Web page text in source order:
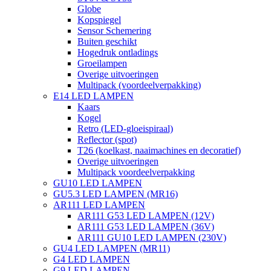
Globe
Kopspiegel
Sensor Schemering
Buiten geschikt
Hogedruk ontladings
Groeilampen
Overige uitvoeringen
Multipack (voordeelverpakking)
E14 LED LAMPEN
Kaars
Kogel
Retro (LED-gloeispiraal)
Reflector (spot)
T26 (koelkast, naaimachines en decoratief)
Overige uitvoeringen
Multipack voordeelverpakking
GU10 LED LAMPEN
GU5.3 LED LAMPEN (MR16)
AR111 LED LAMPEN
AR111 G53 LED LAMPEN (12V)
AR111 G53 LED LAMPEN (36V)
AR111 GU10 LED LAMPEN (230V)
GU4 LED LAMPEN (MR11)
G4 LED LAMPEN